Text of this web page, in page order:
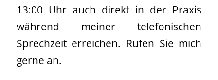
13:00 Uhr auch direkt in der Praxis
während meiner telefonischen
Sprechzeit erreichen. Rufen Sie mich
gerne an.